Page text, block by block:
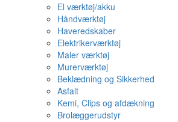
El værktøj/akku
Håndværktøj
Haveredskaber
Elektrikerværktøj
Maler værktøj
Murerværktøj
Beklædning og Sikkerhed
Asfalt
Kemi, Clips og afdækning
Brolæggerudstyr